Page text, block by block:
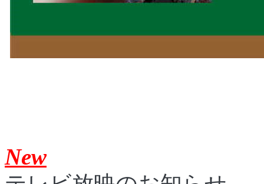
New